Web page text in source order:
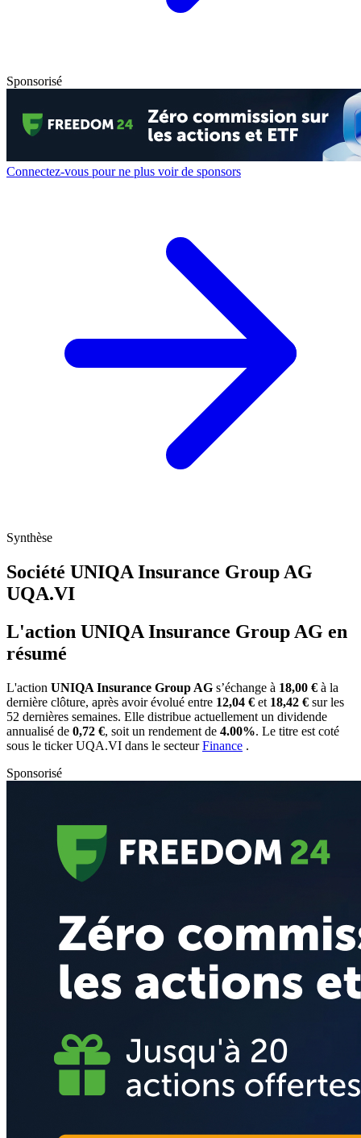
Sponsorisé
Connectez-vous pour ne plus voir de sponsors
Synthèse
Société UNIQA Insurance Group AG
UQA.VI
L'action UNIQA Insurance Group AG en
résumé
L'action UNIQA Insurance Group AG s’échange à 18,00 € à la
dernière clôture, après avoir évolué entre 12,04 € et 18,42 € sur les
52 dernières semaines. Elle distribue actuellement un dividende
annualisé de 0,72 €, soit un rendement de 4.00%. Le titre est coté
sous le tickerUQA.VI dans le secteurFinance .
Sponsorisé